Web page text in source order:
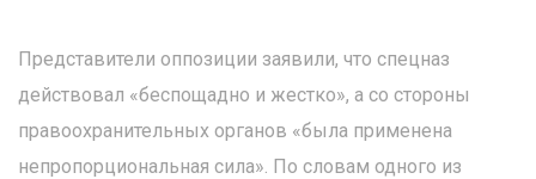
Представители оппозиции заявили, что спецназ
действовал «беспощадно и жестко», а со стороны
правоохранительных органов «была применена
непропорциональная сила». По словам одного из